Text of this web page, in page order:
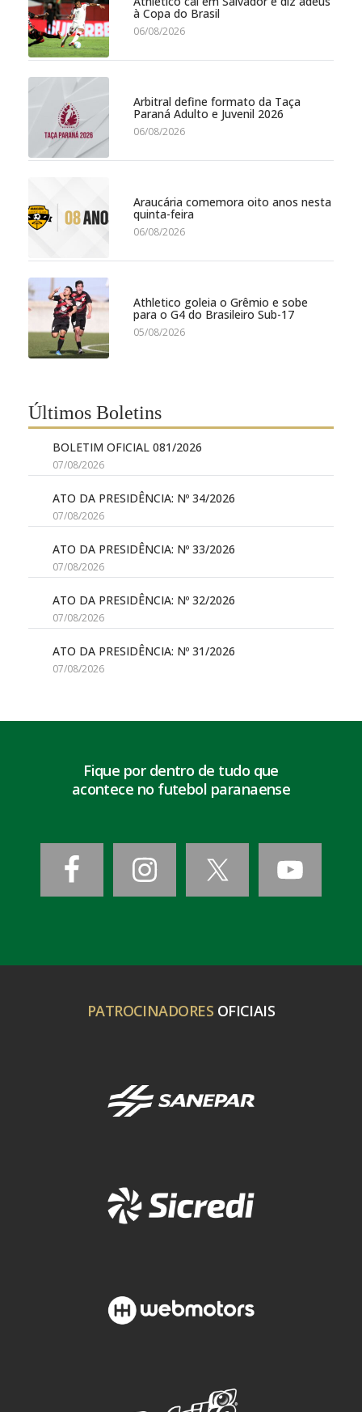
à Copa do Brasil
06/08/2026
Arbitral define formato da Taça
Paraná Adulto e Juvenil 2026
06/08/2026
Araucária comemora oito anos nesta
quinta-feira
06/08/2026
Athletico goleia o Grêmio e sobe
para o G4 do Brasileiro Sub-17
05/08/2026
Últimos Boletins
BOLETIM OFICIAL 081/2026
07/08/2026
ATO DA PRESIDÊNCIA: Nº 34/2026
07/08/2026
ATO DA PRESIDÊNCIA: Nº 33/2026
07/08/2026
ATO DA PRESIDÊNCIA: Nº 32/2026
07/08/2026
ATO DA PRESIDÊNCIA: Nº 31/2026
07/08/2026
Fique por dentro de tudo que
acontece no futebol paranaense
PATROCINADORES OFICIAIS